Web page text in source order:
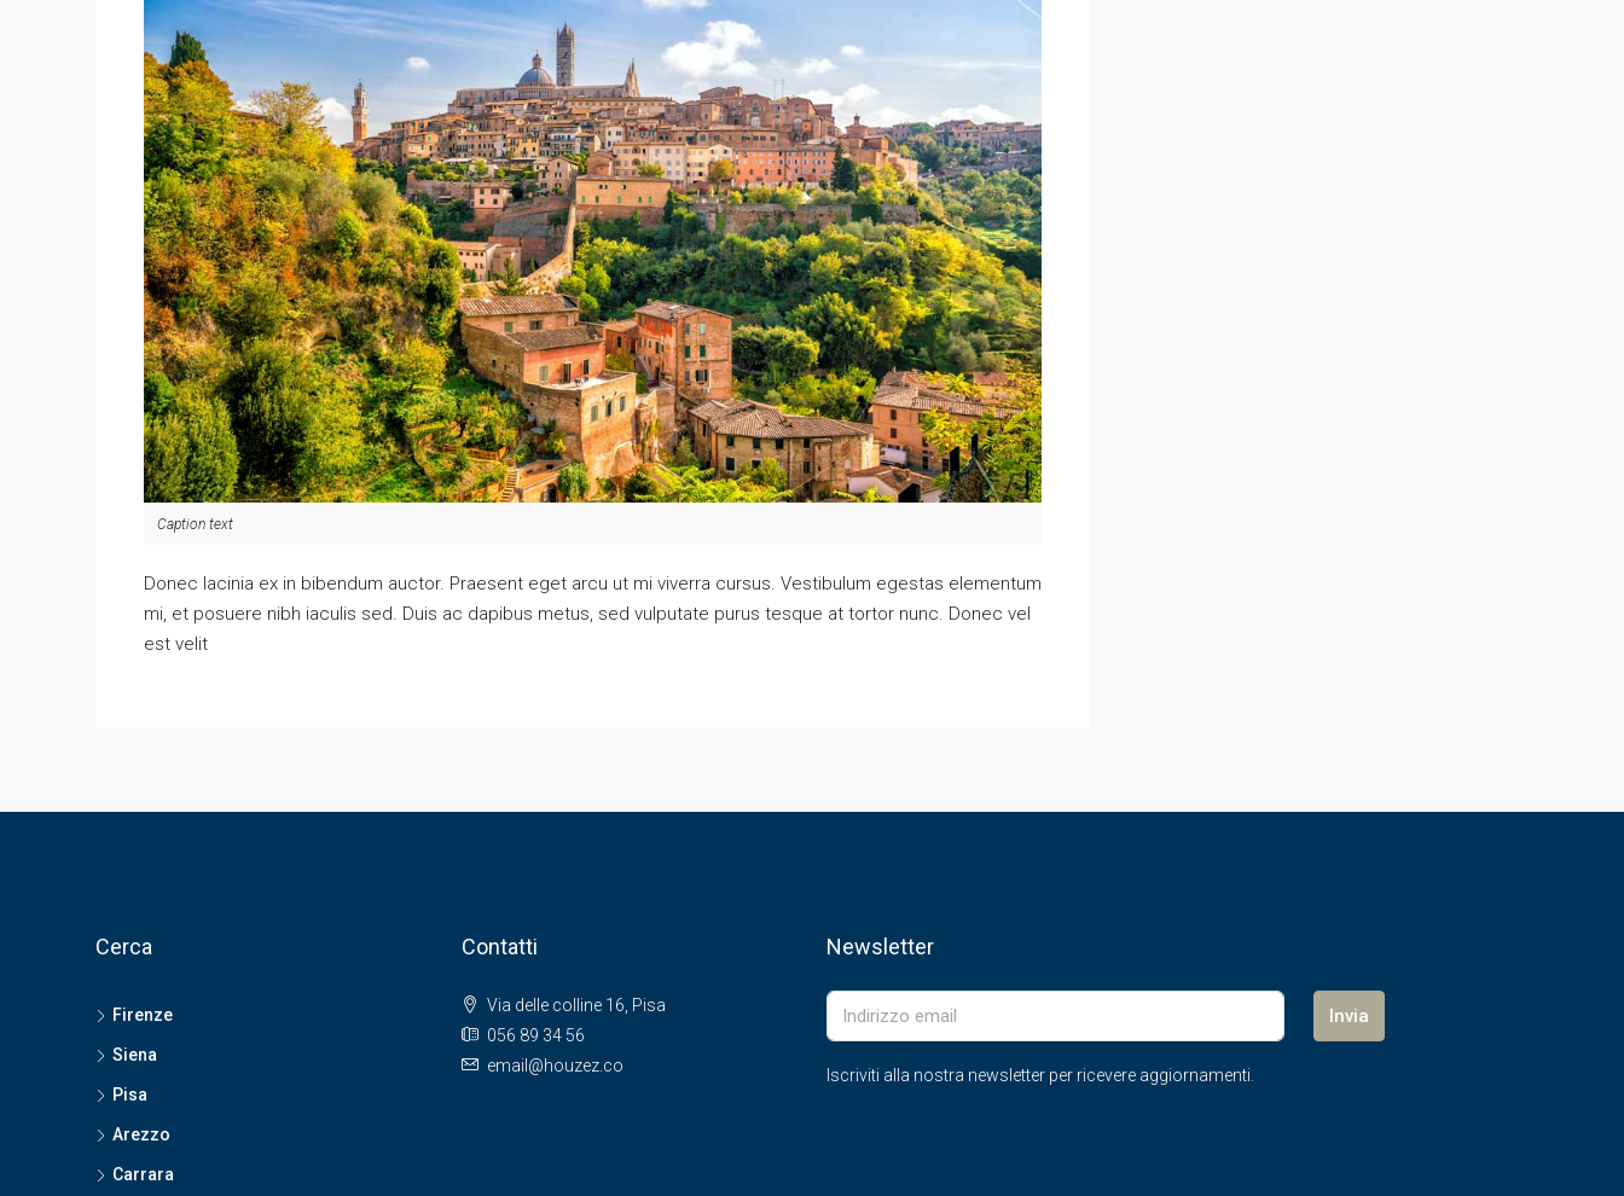
Caption text
Donec lacinia ex in bibendum auctor. Praesent eget arcu ut mi viverra cursus. Vestibulum egestas elementum
mi, et posuere nibh iaculis sed. Duis ac dapibus metus, sed vulputate purus tesque at tortor nunc. Donec vel
est velit
Cerca
Firenze
Siena
Pisa
Arezzo
Carrara
Contatti
Via delle colline 16, Pisa
056 89 34 56
email@houzez.co
Newsletter
Invia
Iscriviti alla nostra newsletter per ricevere aggiornamenti.